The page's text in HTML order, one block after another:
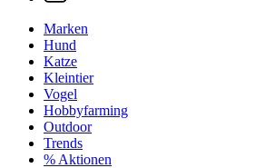
Marken
Hund
Katze
Kleintier
Vogel
Hobbyfarming
Outdoor
Trends
% Aktionen